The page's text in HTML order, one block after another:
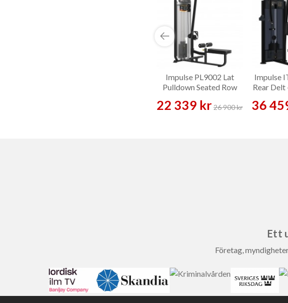
Impulse PL9002 Lat
Pulldown Seated Row
22 339 kr26 900 kr
Impulse
Rear Delt
36
Ett
Företag,